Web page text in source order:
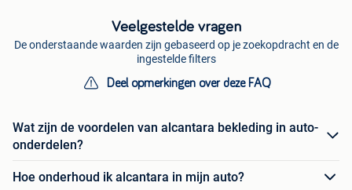
Veelgestelde vragen
De onderstaande waarden zijn gebaseerd op je zoekopdracht en de
ingestelde filters
Deel opmerkingen over deze FAQ
Wat zijn de voordelen van alcantara bekleding in auto-
onderdelen?
Hoe onderhoud ik alcantara in mijn auto?